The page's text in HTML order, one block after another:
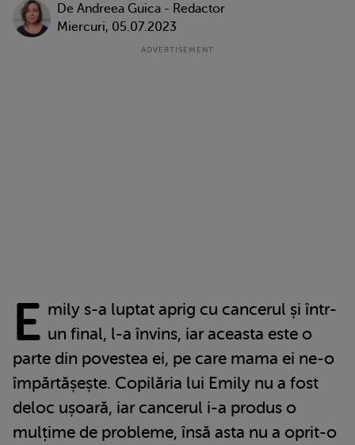
De Andreea Guica - Redactor
Miercuri, 05.07.2023
E mily s-a luptat aprig cu cancerul și într-
un final, l-a învins, iar aceasta este o
parte din povestea ei, pe care mama ei ne-o
împărtășește. Copilăria lui Emily nu a fost
deloc ușoară, iar cancerul i-a produs o
mulțime de probleme, însă asta nu a oprit-o